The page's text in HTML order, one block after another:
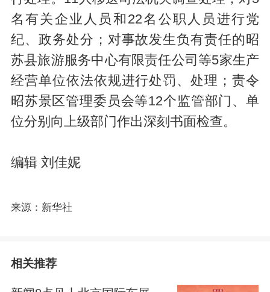
名有关企业人员和22名公职人员进行党
纪、政务处分；对事故发生负有责任的昭
苏县旅游服务中心有限责任公司等5家生产
经营单位依法依规进行处罚、处理；责令
昭苏景区管理委员会等12个监管部门、单
位分别向上级部门作出深刻书面检查。
编辑 刘佳妮
来源：新华社
相关推荐